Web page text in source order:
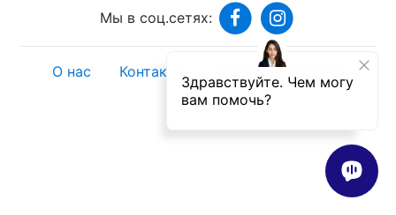
Мы в соц.сетях:
О нас Контакты Спецпредложения